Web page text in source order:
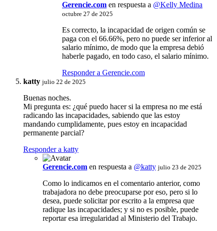
Gerencie.com en respuesta a @Kelly Medina
octubre 27 de 2025
Es correcto, la incapacidad de origen común se
paga con el 66.66%, pero no puede ser inferior al
salario mínimo, de modo que la empresa debió
haberle pagado, en todo caso, el salario mínimo.
Responder a Gerencie.com
katty julio 22 de 2025
Buenas noches.
Mi pregunta es: ¿qué puedo hacer si la empresa no me está
radicando las incapacidades, sabiendo que las estoy
mandando cumplidamente, pues estoy en incapacidad
permanente parcial?
Responder a katty
Gerencie.com en respuesta a @katty julio 23 de 2025
Como lo indicamos en el comentario anterior, como
trabajadora no debe preocuparse por eso, pero si lo
desea, puede solicitar por escrito a la empresa que
radique las incapacidades; y si no es posible, puede
reportar esa irregularidad al Ministerio del Trabajo.